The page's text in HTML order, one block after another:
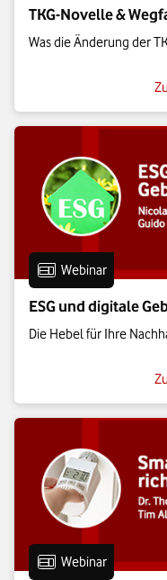
TKG-Novelle &
Was die Änderung der
Eintrag vom
Webinar
ESG und digitale
Die Hebel für Ihre
Eintrag vom
Webinar